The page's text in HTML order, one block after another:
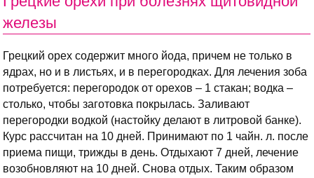
железы
Грецкий орех содержит много йода, причем не только в
ядрах, но и в листьях, и в перегородках. Для лечения зоба
потребуется: перегородок от орехов – 1 стакан; водка –
столько, чтобы заготовка покрылась. Заливают
перегородки водкой (настойку делают в литровой банке).
Курс рассчитан на 10 дней. Принимают по 1 чайн. л. после
приема пищи, трижды в день. Отдыхают 7 дней, лечение
возобновляют на 10 дней. Снова отдых. Таким образом